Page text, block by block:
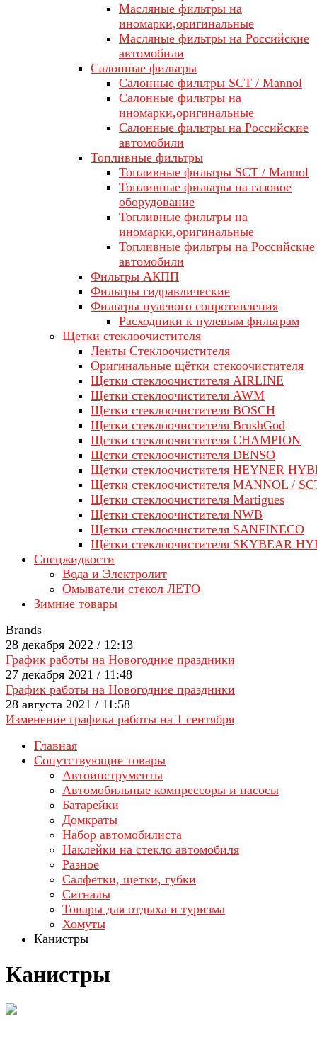
Масляные фильтры на
иномарки,оригинальные
Масляные фильтры на Российские
автомобили
Салонные фильтры
Салонные фильтры SCT / Mannol
Салонные фильтры на
иномарки,оригинальные
Салонные фильтры на Российские
автомобили
Топливные фильтры
Топливные фильтры SCT / Mannol
Топливные фильтры на газовое
оборудование
Топливные фильтры на
иномарки,оригинальные
Топливные фильтры на Российские
автомобили
Фильтры АКПП
Фильтры гидравлические
Фильтры нулевого сопротивления
Расходники к нулевым фильтрам
Щетки стеклоочистителя
Ленты Стеклоочистителя
Оригинальные щётки стекоочистителя
Щетки стеклоочистителя AIRLINE
Щетки стеклоочистителя AWM
Щетки стеклоочистителя BOSCH
Щетки стеклоочистителя BrushGod
Щетки стеклоочистителя CHAMPION
Щетки стеклоочистителя DENSO
Щетки стеклоочистителя HEYNER
Щетки стеклоочистителя MANNOL /
Щетки стеклоочистителя Martigues
Щетки стеклоочистителя NWB
Щетки стеклоочистителя SANFINECO
Щётки стеклоочистителя SKYBEAR
Спецжидкости
Вода и Электролит
Омыватели стекол ЛЕТО
Зимние товары
Brands
28 декабря 2022 / 12:13
График работы на Новогодние праздники
27 декабря 2021 / 11:48
График работы на Новогодние праздники
28 августа 2021 / 11:58
Изменение графика работы на 1 сентября
Главная
Сопутствующие товары
Автоинструменты
Автомобильные компрессоры и насосы
Батарейки
Домкраты
Набор автомобилиста
Наклейки на стекло автомобиля
Разное
Салфетки, щетки, губки
Сигналы
Товары для отдыха и туризма
Хомуты
Канистры
Канистры